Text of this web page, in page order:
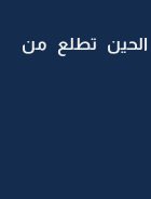
الحين تطلع من